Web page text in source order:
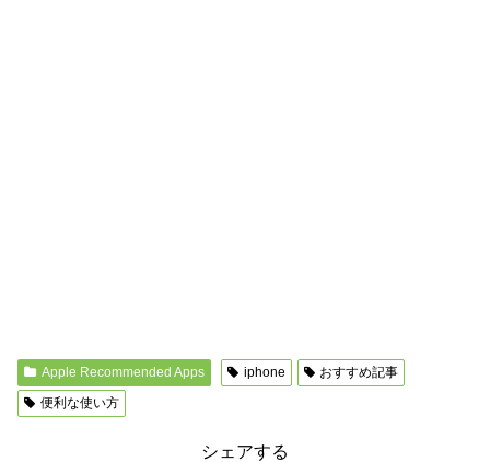
Apple Recommended Apps iphone
おすすめ記事
便利な使い方
シェアする